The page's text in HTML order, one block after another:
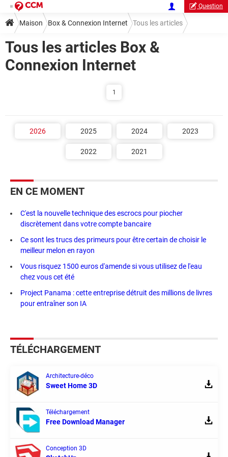
Question
Maison Box & Connexion Internet Tous les articles
Tous les articles Box &
Connexion Internet
1
2026 2025 2024 2023
2022 2021
EN CE MOMENT
C'est la nouvelle technique des escrocs pour piocher
discrètement dans votre compte bancaire
Ce sont les trucs des primeurs pour être certain de choisir le
meilleur melon en rayon
Vous risquez 1500 euros d'amende si vous utilisez de l'eau
chez vous cet été
Project Panama : cette entreprise détruit des millions de livres
pour entraîner son IA
TÉLÉCHARGEMENT
Architecture-déco
Sweet Home 3D
Téléchargement
Free Download Manager
Conception 3D